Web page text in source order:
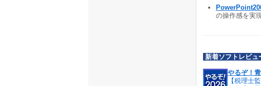
の操作感を実
新着ソフトレビュ
やるぞ！
【税理士